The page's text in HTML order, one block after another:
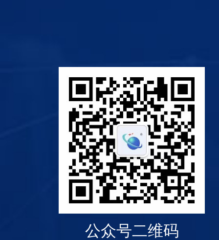
公众号二维码